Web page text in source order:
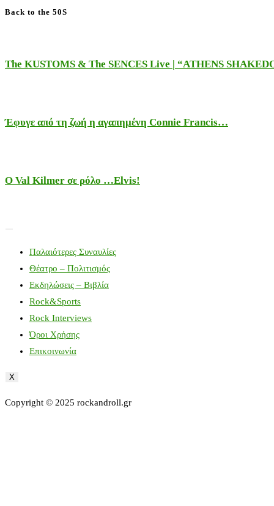
Back to the 50S
The KUSTOMS & The SENCES Live | “ATHENS
Έφυγε από τη ζωή η αγαπημένη Connie Francis…
Ο Val Kilmer σε ρόλο …Elvis!
Παλαιότερες Συναυλίες
Θέατρο – Πολιτισμός
Εκδηλώσεις – Βιβλία
Rock&Sports
Rock Interviews
Όροι Χρήσης
Επικοινωνία
X
Copyright © 2025 rockandroll.gr